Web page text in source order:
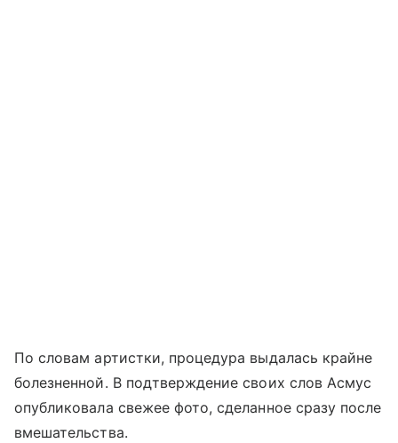
По словам артистки, процедура выдалась крайне
болезненной. В подтверждение своих слов Асмус
опубликовала свежее фото, сделанное сразу после
вмешательства.